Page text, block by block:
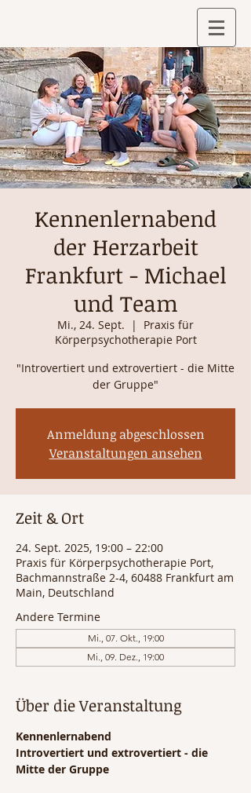
Kennenlernabend
der Herzarbeit
Frankfurt - Michael
und Team
Mi., 24. Sept.
  |
Praxis für
Körperpsychotherapie Port
"Introvertiert und extrovertiert - die Mitte
der Gruppe"
Anmeldung abgeschlossen
Veranstaltungen ansehen
Zeit & Ort
24. Sept. 2025, 19:00 – 22:00
Praxis für Körperpsychotherapie Port,
Bachmannstraße 2-4, 60488 Frankfurt am
Main, Deutschland
Andere Termine
Mi., 07. Okt., 19:00
Mi., 09. Dez., 19:00
Über die Veranstaltung
Kennenlernabend
Introvertiert und extrovertiert - die
Mitte der Gruppe